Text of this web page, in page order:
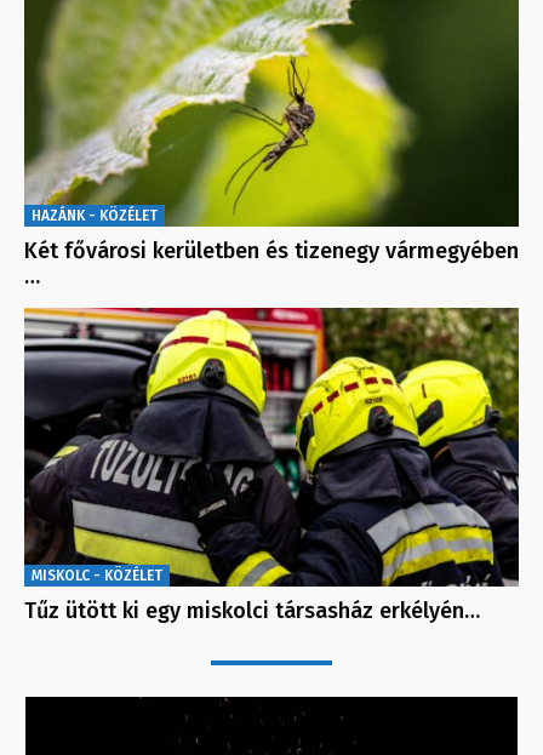
HAZÁNK - KÖZÉLET
Két fővárosi kerületben és tizenegy vármegyében
…
MISKOLC - KÖZÉLET
Tűz ütött ki egy miskolci társasház erkélyén…